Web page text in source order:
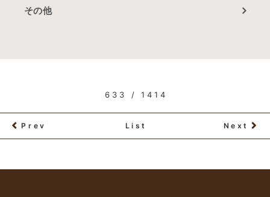
その他
633 / 1414
Prev List Next